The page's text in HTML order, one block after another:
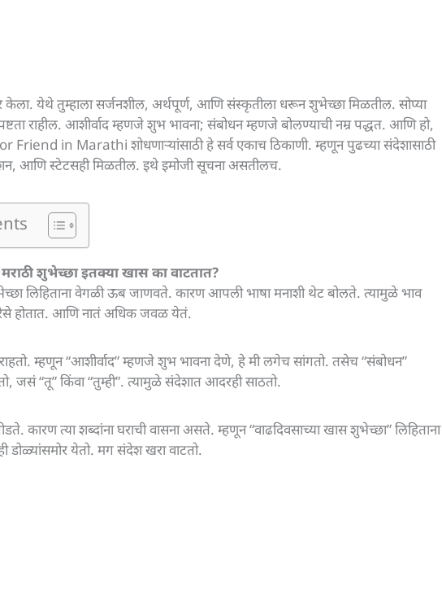
केला. येथे तुम्हाला सर्जनशील, अर्थपूर्ण, आणि संस्कृतीला धरून शुभेच्छा मिळतील. सोप्या
राहील. आशीर्वाद म्हणजे शुभ भावना; संबोधन म्हणजे बोलण्याची नम्र पद्धत. आणि हो,
in Marathi शोधणाऱ्यांसाठी हे सर्व एकाच ठिकाणी. म्हणून पुढच्या संदेशासाठी
आणि स्टेटसही मिळतील. इथे इमोजी सूचना असतीलच.
मराठी शुभेच्छा इतक्या खास का वाटतात?
लिहिताना वेगळी ऊब जाणवते. कारण आपली भाषा मनाशी थेट बोलते. त्यामुळे भाव
होतात. आणि नातं अधिक जवळ येतं.
राहतो. म्हणून “आशीर्वाद” म्हणजे शुभ भावना देणे, हे मी लगेच सांगतो. तसेच “संबोधन”
“तू” किंवा “तुम्ही”. त्यामुळे संदेशात आदरही साठतो.
कारण त्या शब्दांना घराची वासना असते. म्हणून “वाढदिवसाच्या खास शुभेच्छा” लिहिताना
डोळ्यांसमोर येतो. मग संदेश खरा वाटतो.